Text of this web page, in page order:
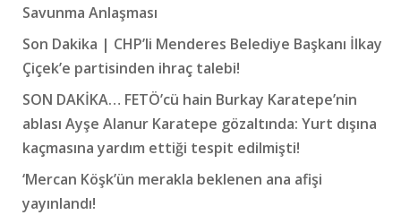
Savunma Anlaşması
Son Dakika | CHP’li Menderes Belediye Başkanı İlkay
Çiçek’e partisinden ihraç talebi!
SON DAKİKA… FETÖ’cü hain Burkay Karatepe’nin
ablası Ayşe Alanur Karatepe gözaltında: Yurt dışına
kaçmasına yardım ettiği tespit edilmişti!
‘Mercan Köşk’ün merakla beklenen ana afişi
yayınlandı!